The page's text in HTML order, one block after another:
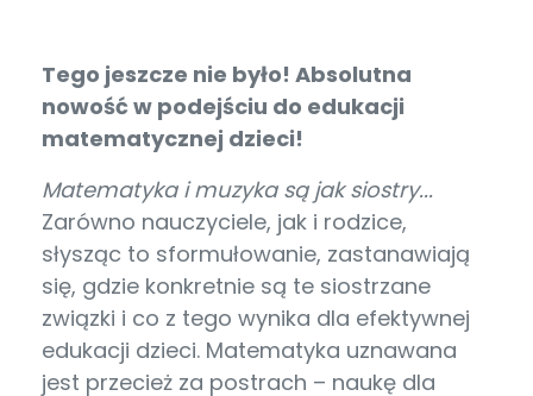
Tego jeszcze nie było! Absolutna
nowość w podejściu do edukacji
matematycznej dzieci!
Matematyka i muzyka są jak siostry...
Zarówno nauczyciele, jak i rodzice,
słysząc to sformułowanie, zastanawiają
się, gdzie konkretnie są te siostrzane
związki i co z tego wynika dla efektywnej
edukacji dzieci. Matematyka uznawana
jest przecież za postrach – naukę dla